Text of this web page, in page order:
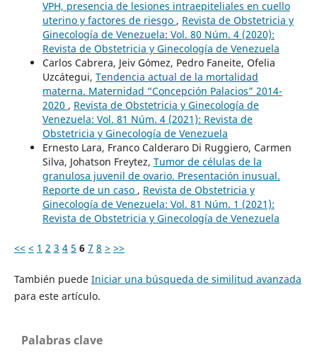
VPH, presencia de lesiones intraepiteliales en cuello
uterino y factores de riesgo , Revista de Obstetricia y
Ginecología de Venezuela: Vol. 80 Núm. 4 (2020):
Revista de Obstetricia y Ginecología de Venezuela
Carlos Cabrera, Jeiv Gómez, Pedro Faneite, Ofelia
Uzcátegui, Tendencia actual de la mortalidad
materna. Maternidad “Concepción Palacios” 2014-
2020 , Revista de Obstetricia y Ginecología de
Venezuela: Vol. 81 Núm. 4 (2021): Revista de
Obstetricia y Ginecología de Venezuela
Ernesto Lara, Franco Calderaro Di Ruggiero, Carmen
Silva, Johatson Freytez, Tumor de células de la
granulosa juvenil de ovario. Presentación inusual.
Reporte de un caso , Revista de Obstetricia y
Ginecología de Venezuela: Vol. 81 Núm. 1 (2021):
Revista de Obstetricia y Ginecología de Venezuela
<< < 1 2 3 4 5 6 7 8 > >>
También puede Iniciar una búsqueda de similitud avanzada
para este artículo.
Palabras clave